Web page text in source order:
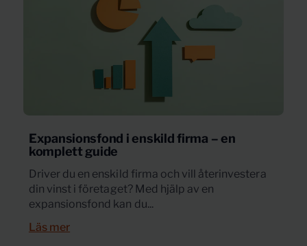
Expansionsfond i enskild firma – en
komplett guide
Driver du en enskild firma och vill återinvestera
din vinst i företaget? Med hjälp av en
expansionsfond kan du...
Läs mer